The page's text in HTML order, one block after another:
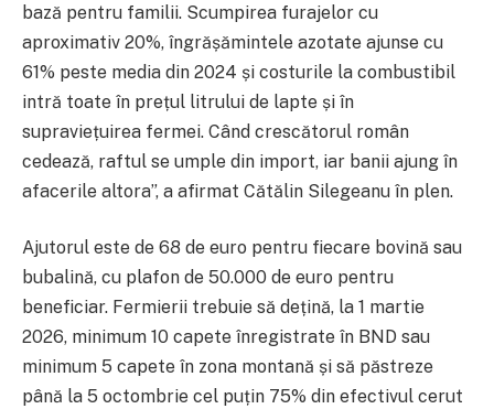
bază pentru familii. Scumpirea furajelor cu
aproximativ 20%, îngrășămintele azotate ajunse cu
61% peste media din 2024 și costurile la combustibil
intră toate în prețul litrului de lapte și în
supraviețuirea fermei. Când crescătorul român
cedează, raftul se umple din import, iar banii ajung în
afacerile altora”, a afirmat Cătălin Silegeanu în plen.
Ajutorul este de 68 de euro pentru fiecare bovină sau
bubalină, cu plafon de 50.000 de euro pentru
beneficiar. Fermierii trebuie să dețină, la 1 martie
2026, minimum 10 capete înregistrate în BND sau
minimum 5 capete în zona montană și să păstreze
până la 5 octombrie cel puțin 75% din efectivul cerut